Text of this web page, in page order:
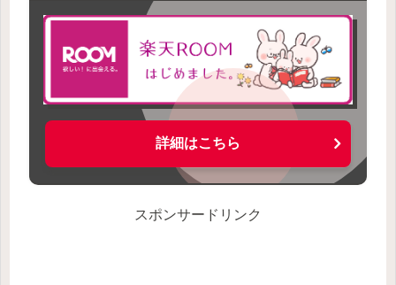
詳細はこちら
スポンサードリンク